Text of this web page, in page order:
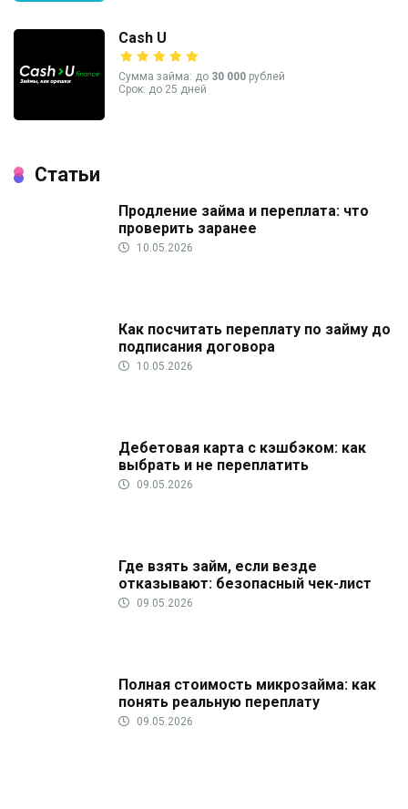
Cash U
Сумма займа: до 30 000 рублей
Срок: до 25 дней
Статьи
Продление займа и переплата: что
проверить заранее
10.05.2026
Как посчитать переплату по займу до
подписания договора
10.05.2026
Дебетовая карта с кэшбэком: как
выбрать и не переплатить
09.05.2026
Где взять займ, если везде
отказывают: безопасный чек-лист
09.05.2026
Полная стоимость микрозайма: как
понять реальную переплату
09.05.2026